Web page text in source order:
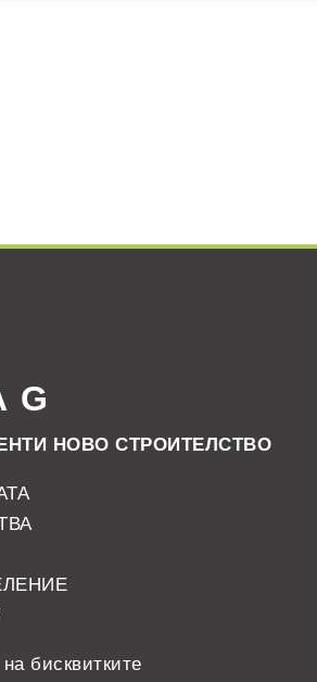
G
НОВО СТРОИТЕЛСТВО
бисквитките